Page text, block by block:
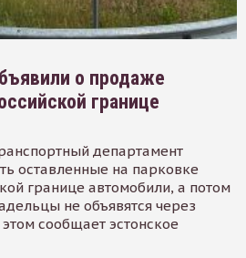
о продаже
границе
департамент
оставленные на парковке
границе автомобили, а потом
не объявятся через
сообщает эстонское